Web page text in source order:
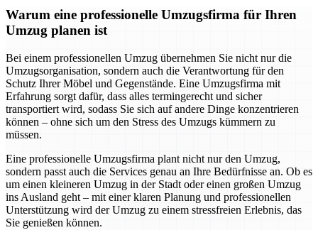
Warum eine professionelle Umzugsfirma für Ihren
Umzug planen ist
Bei einem professionellen Umzug übernehmen Sie nicht nur die
Umzugsorganisation, sondern auch die Verantwortung für den
Schutz Ihrer Möbel und Gegenstände. Eine Umzugsfirma mit
Erfahrung sorgt dafür, dass alles termingerecht und sicher
transportiert wird, sodass Sie sich auf andere Dinge konzentrieren
können – ohne sich um den Stress des Umzugs kümmern zu
müssen.
Eine professionelle Umzugsfirma plant nicht nur den Umzug,
sondern passt auch die Services genau an Ihre Bedürfnisse an. Ob es
um einen kleineren Umzug in der Stadt oder einen großen Umzug
ins Ausland geht – mit einer klaren Planung und professionellen
Unterstützung wird der Umzug zu einem stressfreien Erlebnis, das
Sie genießen können.